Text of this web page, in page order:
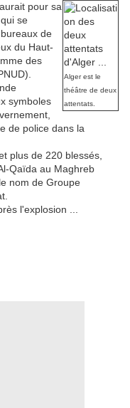
Alger est le
théâtre de deux
attentats.
pour sa
se
de
du Haut-
des
symboles
de police dans la
plus de 220 blessés,
Qaïda au Maghreb
nom de Groupe